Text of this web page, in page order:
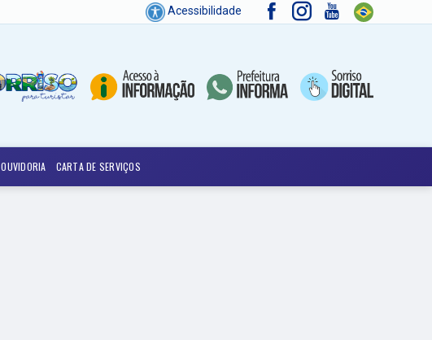
Acessibilidade
OUVIDORIA CARTA DE SERVIÇOS